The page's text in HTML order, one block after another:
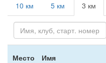
10 км 5 км 3 км
Место Имя